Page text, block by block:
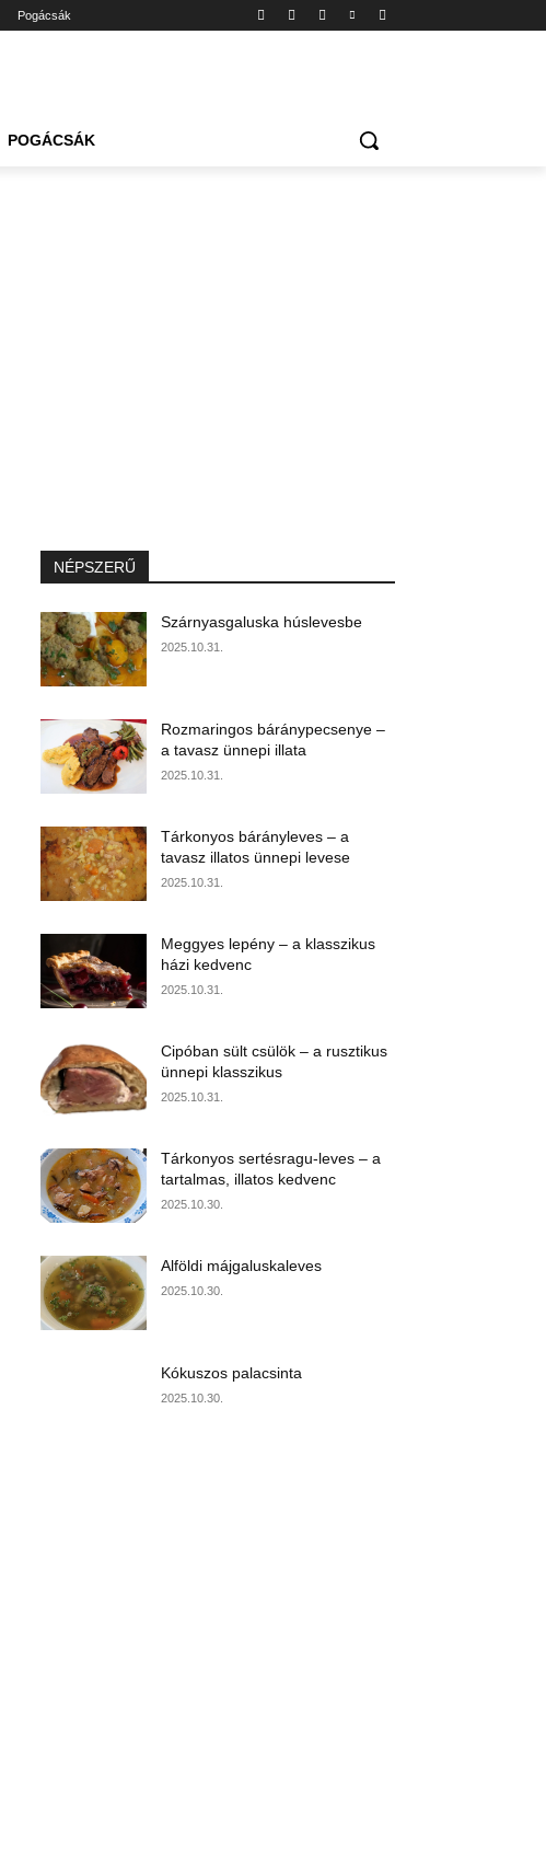
Pogácsák
POGÁCSÁK
NÉPSZERŰ
Szárnyasgaluska húslevesbe
2025.10.31.
Rozmaringos báránypecsenye –
a tavasz ünnepi illata
2025.10.31.
Tárkonyos bárányleves – a
tavasz illatos ünnepi levese
2025.10.31.
Meggyes lepény – a klasszikus
házi kedvenc
2025.10.31.
Cipóban sült csülök – a rusztikus
ünnepi klasszikus
2025.10.31.
Tárkonyos sertésragu-leves – a
tartalmas, illatos kedvenc
2025.10.30.
Alföldi májgaluskaleves
2025.10.30.
Kókuszos palacsinta
2025.10.30.